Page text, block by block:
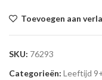
Toevoegen aan
SKU: 76293
Categorieën: Leeftijd